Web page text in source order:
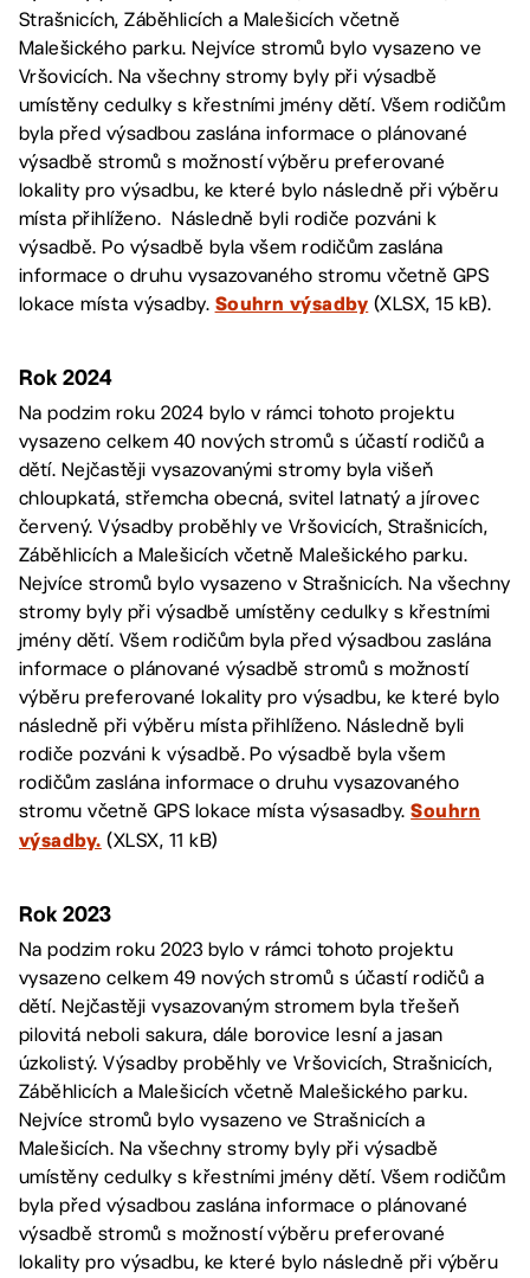
Strašnicích, Záběhlicích a Malešicích včetně
Malešického parku. Nejvíce stromů bylo vysazeno ve
Vršovicích. Na všechny stromy byly při výsadbě
umístěny cedulky s křestními jmény dětí. Všem rodičům
byla před výsadbou zaslána informace o plánované
výsadbě stromů s možností výběru preferované
lokality pro výsadbu, ke které bylo následně při výběru
místa přihlíženo. Následně byli rodiče pozváni k
výsadbě. Po výsadbě byla všem rodičům zaslána
informace o druhu vysazovaného stromu včetně GPS
lokace místa výsadby. Souhrn výsadby (XLSX, 15 kB).
Rok 2024
Na podzim roku 2024 bylo v rámci tohoto projektu
vysazeno celkem 40 nových stromů s účastí rodičů a
dětí. Nejčastěji vysazovanými stromy byla višeň
chloupkatá, střemcha obecná, svitel latnatý a jírovec
červený. Výsadby proběhly ve Vršovicích, Strašnicích,
Záběhlicích a Malešicích včetně Malešického parku.
Nejvíce stromů bylo vysazeno v Strašnicích. Na všechny
stromy byly při výsadbě umístěny cedulky s křestními
jmény dětí. Všem rodičům byla před výsadbou zaslána
informace o plánované výsadbě stromů s možností
výběru preferované lokality pro výsadbu, ke které bylo
následně při výběru místa přihlíženo. Následně byli
rodiče pozváni k výsadbě. Po výsadbě byla všem
rodičům zaslána informace o druhu vysazovaného
stromu včetně GPS lokace místa výsasadby.Souhrn
výsadby. (XLSX, 11 kB)
Rok 2023
Na podzim roku 2023 bylo v rámci tohoto projektu
vysazeno celkem 49 nových stromů s účastí rodičů a
dětí. Nejčastěji vysazovaným stromem byla třešeň
pilovitá neboli sakura, dále borovice lesní a jasan
úzkolistý. Výsadby proběhly ve Vršovicích, Strašnicích,
Záběhlicích a Malešicích včetně Malešického parku.
Nejvíce stromů bylo vysazeno ve Strašnicích a
Malešicích. Na všechny stromy byly při výsadbě
umístěny cedulky s křestními jmény dětí. Všem rodičům
byla před výsadbou zaslána informace o plánované
výsadbě stromů s možností výběru preferované
lokality pro výsadbu, ke které bylo následně při výběru